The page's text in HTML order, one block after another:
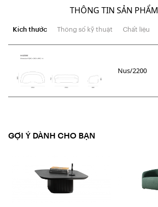
THÔNG TIN SẢN PHẨM
Kích thước Thông số kỹ thuật Chất liệu
Nus/2200
GỢI Ý DÀNH CHO BẠN